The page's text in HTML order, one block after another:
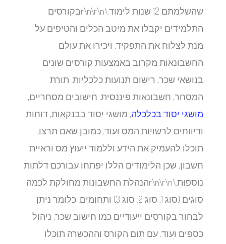
שהשלמתם 12 שנות לימוד.\r\n\r\nבקורסים
התלמידים יקבלו את מיטב הכלים והטיפים על
מנת לצלוח את התפקיד, ויכירו את עולם
החשבונאות מקרוב באמצעות קורסים שונים
בנושאי שכר, רישום תנועות כלכליות, תורת
המסחר, חשבונאות פיננסית, חישובים מסחריים,
מושגי יסוד בכלכלה, מושגי יסוד בבנקאות, דוחות
ודיווחים לרשויות המס ועוד. כמובן שאם תרצו,
תוכלו להעמיק את הידע וללמוד ייעוץ מס וראיית
חשבון, שכן הלימודים הללו יפתחו עבורכם דלתות
נוספות.\r\n\r\nהנהלת החשבונות מחולקת לכמה
סוגים (סוג 1, סוג 2, סוג 3) ותחומים, כלומר ניתן
לבחור בקורסים ייעודיים כמו חישוב שכר, ניהול
כספים ועוד. עם תום הקורס וההכשרה תוכלו